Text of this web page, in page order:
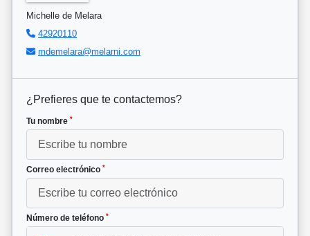
Michelle de Melara
42920110
mdemelara@melarni.com
¿Prefieres que te contactemos?
Tu nombre *
Correo electrónico *
Número de teléfono *